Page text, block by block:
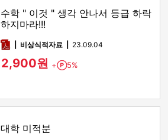
수학 " 이것 " 생각 안나서 등급 하락
하지마라!!!
pdf비상식적자료 23.09.04
2,900원 + Point
5%
대학 미적분